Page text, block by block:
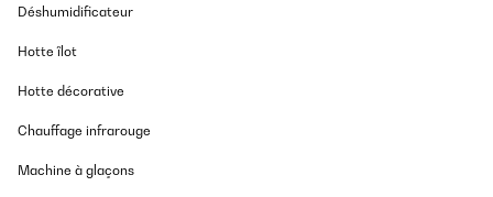
muss sich daran gewöhnen , dass die Platte nach dem
Ausschalten nachrauscht. Hat mich zuerst immer irritiert. Aber
Déshumidificateur
Hotte îlot
Hotte décorative
Chauffage infrarouge
Machine à glaçons